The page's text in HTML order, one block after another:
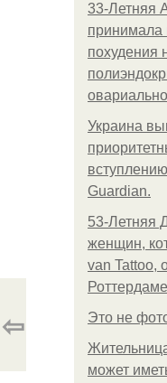
33-Летняя
принимала
похудения
Украина
Guardian.
53-Летняя
женщин,
van Tattoo,
Это не
может
⇦